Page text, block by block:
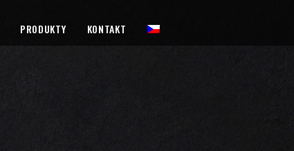
PRODUKTY KONTAKT